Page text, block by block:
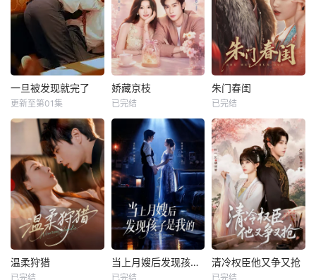
一旦被发现就完了
更新至第01集
娇藏京枝
已完结
朱门春闺
已完结
温柔狩猎
已完结
当上月嫂后发现孩子是我的
已完结
清冷权臣他又争又抢
已完结